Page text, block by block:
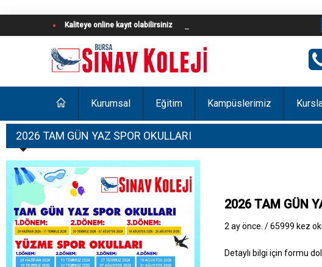
Kaliteye online kayıt olabilirsiniz
Kurumsal Eğitim Kampüslerimiz
2026 TAM GÜN YAZ SPOR OKULLARI
2026 TAM GÜN
2 ay önce. /65999 kez
Detaylı bilgi için formu